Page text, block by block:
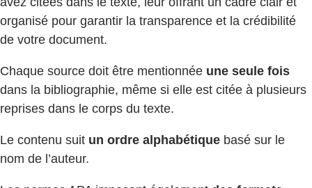
organisé pour garantir la transparence et la crédibilité
de votre document.
Chaque source doit être mentionnée une seule fois
dans la bibliographie, même si elle est citée à plusieurs
reprises dans le corps du texte.
Le contenu suit un ordre alphabétique basé sur le
nom de l’auteur.